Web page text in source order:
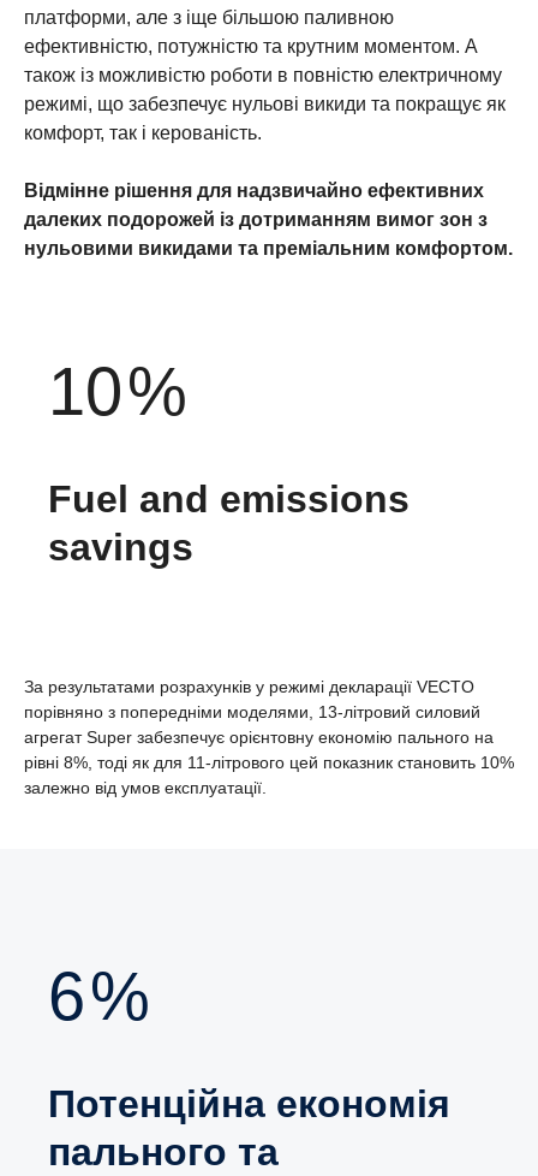
платформи, але з іще більшою паливною
ефективністю, потужністю та крутним моментом. А
також із можливістю роботи в повністю електричному
режимі, що забезпечує нульові викиди та покращує як
комфорт, так і керованість.
Відмінне рішення для надзвичайно ефективних
далеких подорожей із дотриманням вимог зон з
нульовими викидами та преміальним комфортом.
10%
Fuel and emissions
savings
За результатами розрахунків у режимі декларації VECTO
порівняно з попередніми моделями, 13-літровий силовий
агрегат Super забезпечує орієнтовну економію пального на
рівні 8%, тоді як для 11-літрового цей показник становить 10%
залежно від умов експлуатації.
8%
Потенційна економія
пального та